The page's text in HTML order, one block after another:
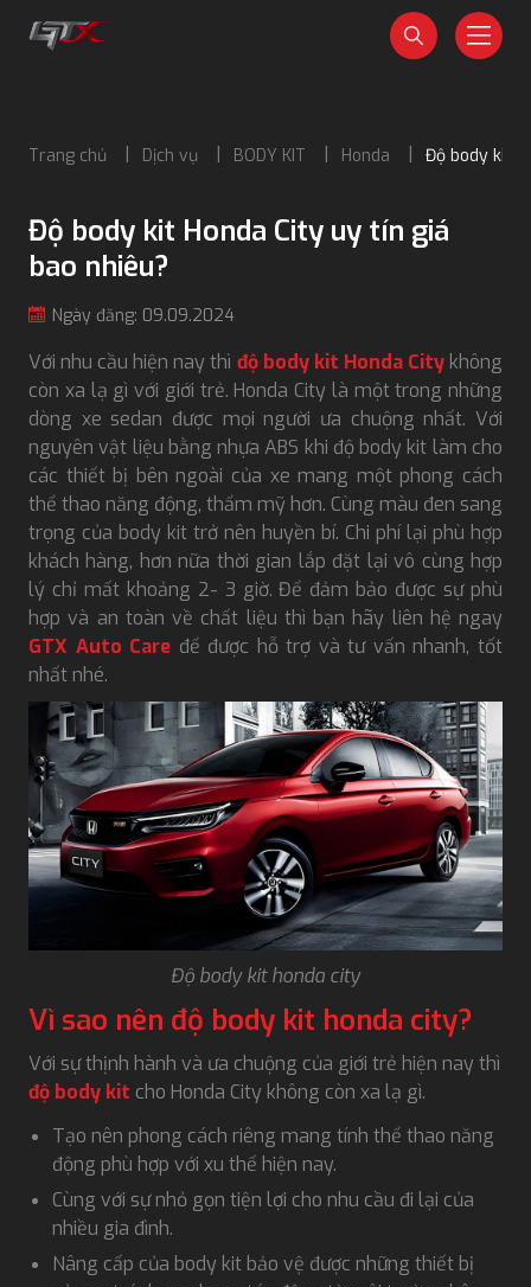
Trang chủ Dịch vụ BODY KIT Honda Độ body kit
Độ body kit Honda City uy tín giá
bao nhiêu?
Ngày đăng: 09.09.2024
Với nhu cầu hiện nay thì độ body kit Honda Citykhông
còn xa lạ gì với giới trẻ. Honda City là một trong những
dòng xe sedan được mọi người ưa chuộng nhất. Với
nguyên vật liệu bằng nhựa ABS khi độ body kit làm cho
các thiết bị bên ngoài của xe mang một phong cách
thể thao năng động, thẩm mỹ hơn. Cùng màu đen sang
trọng của body kit trở nên huyền bí. Chi phí lại phù hợp
khách hàng, hơn nữa thời gian lắp đặt lại vô cùng hợp
lý chỉ mất khoảng 2- 3 giờ. Để đảm bảo được sự phù
hợp và an toàn về chất liệu thì bạn hãy liên hệ ngay
GTX Auto Care để được hỗ trợ và tư vấn nhanh, tốt
nhất nhé.
Độ body kit honda city
Vì sao nên độ body kit honda city?
Với sự thịnh hành và ưa chuộng của giới trẻ hiện nay thì
độ body kit cho Honda City không còn xa lạ gì.
Tạo nên phong cách riêng mang tính thể thao năng
động phù hợp với xu thế hiện nay.
Cùng với sự nhỏ gọn tiện lợi cho nhu cầu đi lại của
nhiều gia đình.
Nâng cấp của body kit bảo vệ được những thiết bị